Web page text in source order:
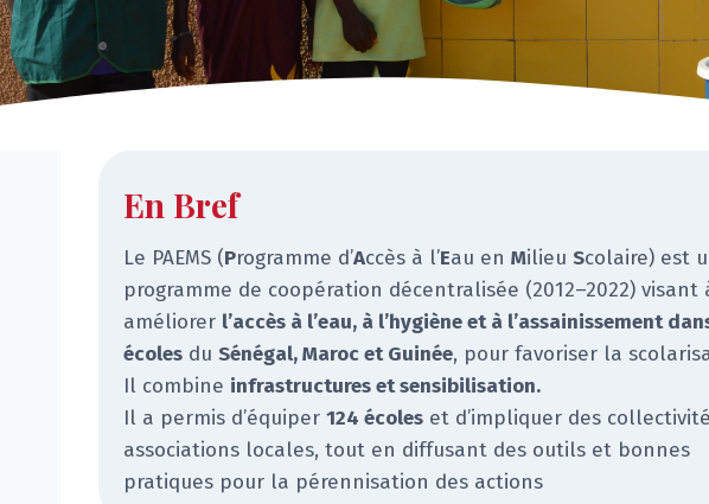
En Bref
Le PAEMS (Programme d’Accès à l’Eau en Milieu Scolaire) est
programme de coopération décentralisée (2012–2022) visant
améliorer l’accès à l’eau, à l’hygiène et à l’assainissement
écoles du Sénégal, Maroc et Guinée, pour favoriser la
Il combine infrastructures et sensibilisation.
Il a permis d’équiper 124 écoles et d’impliquer des
associations locales, tout en diffusant des outils et bonnes
pratiques pour la pérennisation des actions